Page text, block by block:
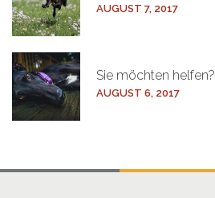
AUGUST 7, 2017
Sie möchten helfen?
AUGUST 6, 2017